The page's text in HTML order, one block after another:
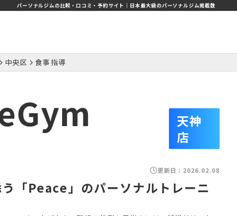
パーソナルジムの比較・口コミ・予約サイト｜日本最大級のパーソナルジム掲載数
中央区 食事指導
天神
店
更新日： 2026.02.08
「Peace」のパーソナルトレーニ